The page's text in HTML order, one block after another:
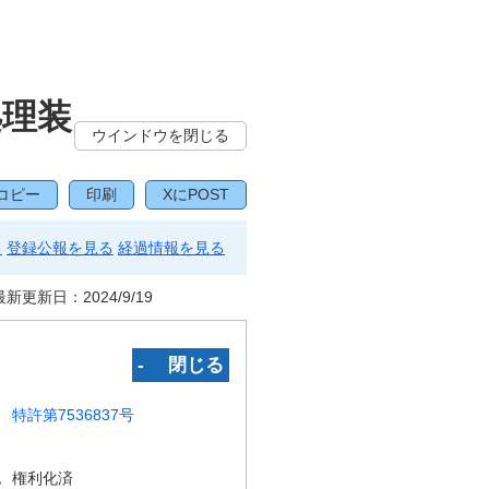
装
ウインドウを閉じる
ピー 印刷 XにPOST
登録公報を見る 経過情報を見る
新更新日： 2024/9/19
‐ 閉じる
特許第7536837号
権利化済